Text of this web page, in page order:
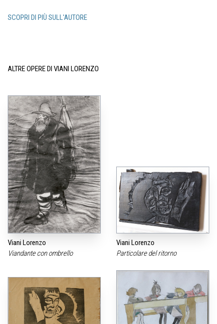
SCOPRI DI PIÙ SULL'AUTORE
ALTRE OPERE DI VIANI LORENZO
Viani Lorenzo
Viandante con ombrello
Viani Lorenzo
Particolare del ritorno